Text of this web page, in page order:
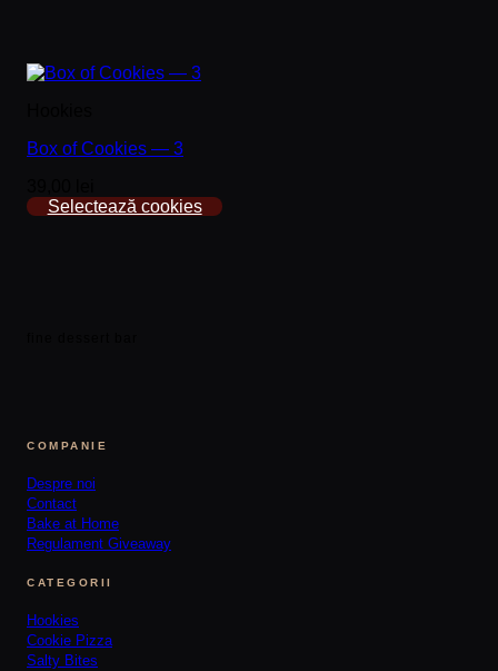
Box of Cookies — 3
Selectează cookies
COMPANIE
Despre noi
Contact
Bake at Home
Regulament Giveaway
CATEGORII
Hookies
Cookie Pizza
Salty Bites